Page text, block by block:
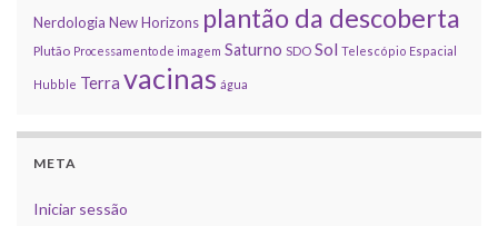
Nerdologia New Horizons plantão da descoberta
Plutão Processamento de imagem Saturno SDO Sol Telescópio Espacial
Hubble Terra vacinas água
META
Iniciar sessão